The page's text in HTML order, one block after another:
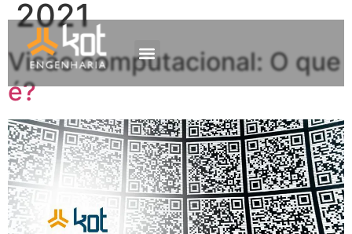
2021
Visão computacional: O que
é?